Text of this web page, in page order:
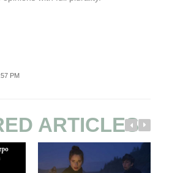
PM
ARTICLES